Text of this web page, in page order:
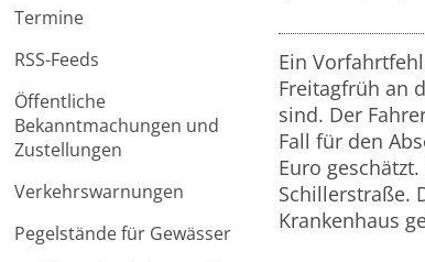
Termine
RSS-Feeds
Öffentliche
Bekanntmachungen und
Zustellungen
Verkehrswarnungen
Pegelstände für Gewässer
Ein
Freitagfrüh an
sind. Der
Fall für den
Euro
Schillerstraße.
Krankenhaus